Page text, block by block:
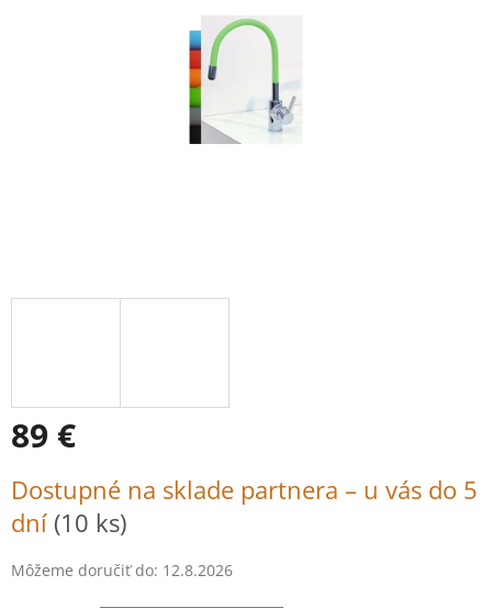
89 €
cena:
Dostupné na sklade partnera – u vás do 5
dní (10 ks)
Môžeme doručiť do: 12.8.2026